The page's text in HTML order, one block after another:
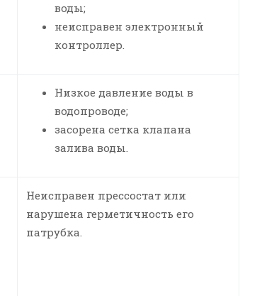
воды;
неисправен электронный
контроллер.
Низкое давление воды в
водопроводе;
засорена сетка клапана
залива воды.
Неисправен прессостат или
нарушена герметичность его
патрубка.